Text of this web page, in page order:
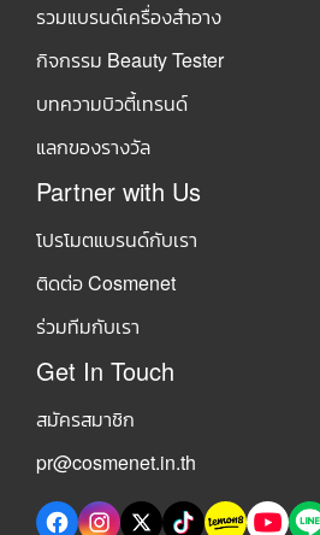
รวมแบรนด์เครื่องสำอาง
กิจกรรม Beauty Tester
บทความบิวตี้เทรนด์
แลกของรางวัล
Partner with Us
โปรโมตแบรนด์กับเรา
ติดต่อ Cosmenet
ร่วมทีมกับเรา
Get In Touch
สมัครสมาชิก
pr@cosmenet.in.th